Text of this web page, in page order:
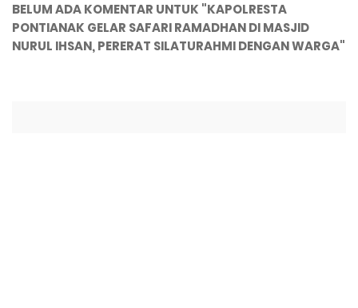
BELUM ADA KOMENTAR UNTUK "KAPOLRESTA
PONTIANAK GELAR SAFARI RAMADHAN DI MASJID
NURUL IHSAN, PERERAT SILATURAHMI DENGAN WARGA"